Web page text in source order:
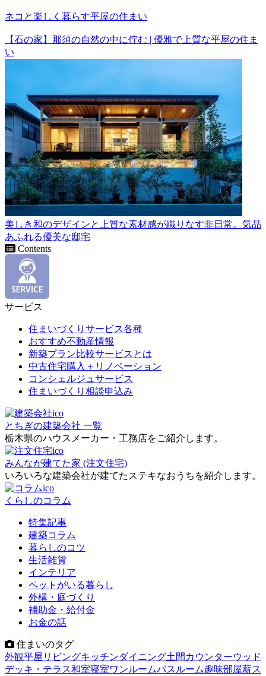
ネコと楽しく暮らす平屋の住まい
【石の家】那須の自然の中に佇む | 優雅で上質な平屋の住ま
い
美しき和のデザインと上質な素材感が織りなす非日常。気品
あふれる優美な邸宅
Contents
サービス
住まいづくりサービス各種
おすすめ不動産情報
新築プラン比較サービスとは
中古住宅購入＋リノベーション
コンシェルジュサービス
住まいづくり相談申込み
とちぎの建築会社 一覧
栃木県のハウスメーカー・工務店をご紹介します。
みんなが建てた家 (注文住宅)
いろいろな建築会社が建てたステキなおうちを紹介します。
くらしのコラム
特集記事
建築コラム
暮らしのコツ
生活雑貨
インテリア
ペットがいる暮らし
外構・庭づくり
補助金・給付金
お金の話
住まいのタグ
外観平屋 リビングキッチンダイニング土間 カウンターウッド
デッキ・テラス和室寝室ワンルームバスルーム趣味部屋薪ス